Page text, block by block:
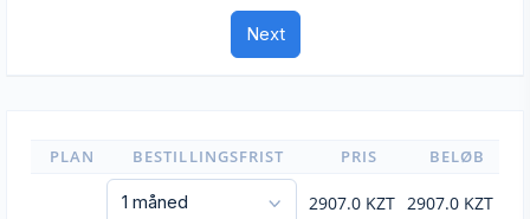
PLAN BESTILLINGSFRIST PRIS BELØB
2907.0 KZT 2907.0 KZT